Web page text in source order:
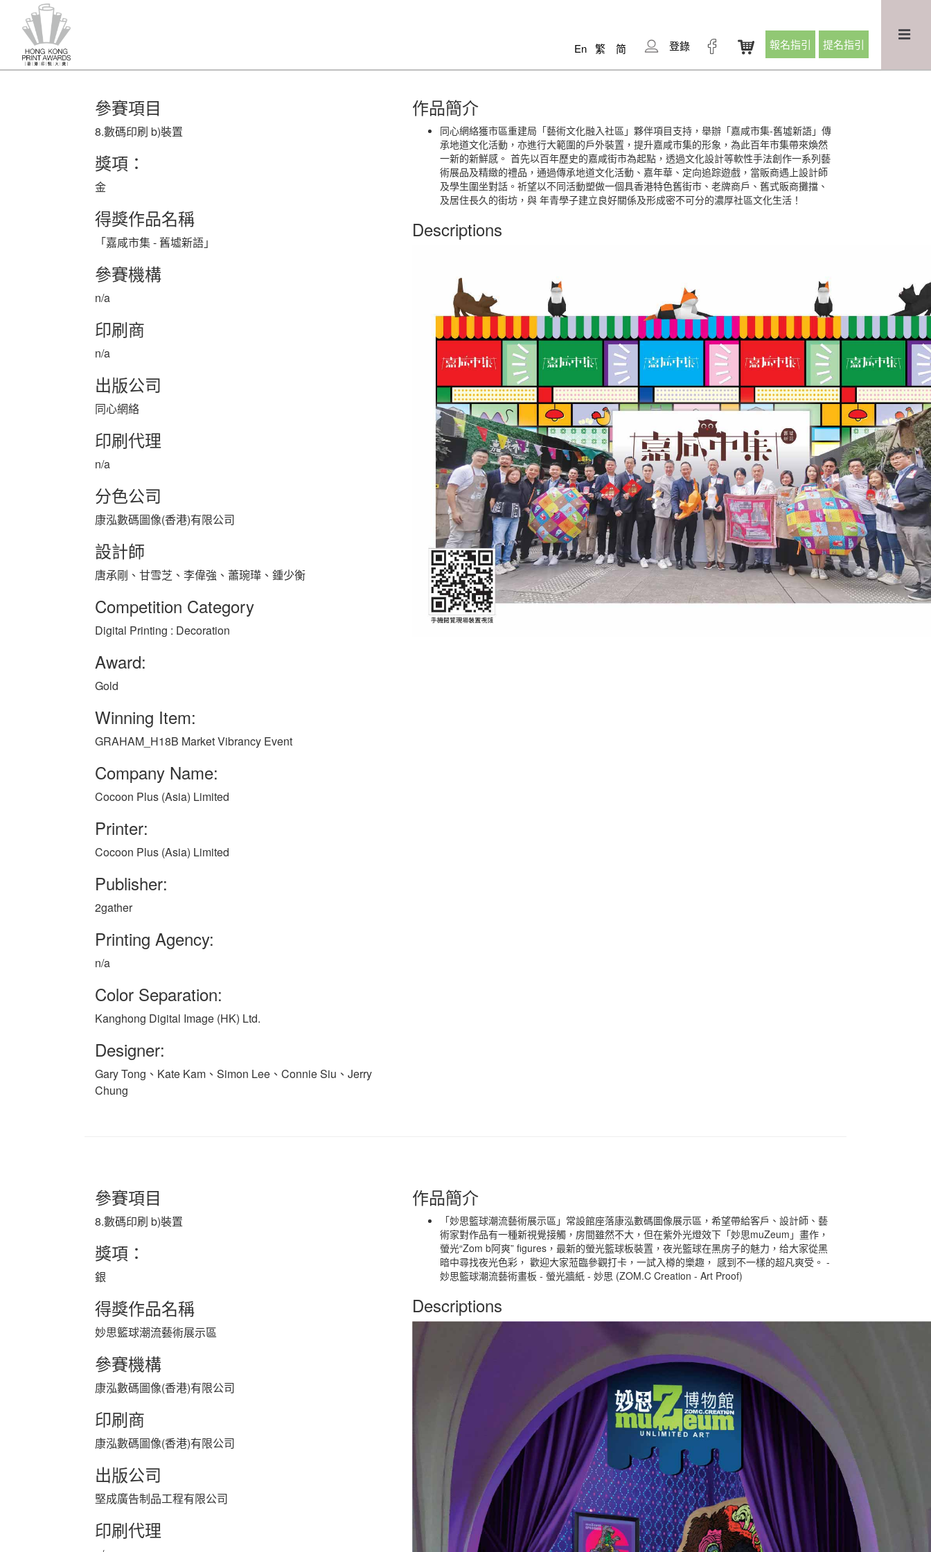
En 繁 简 登錄 報名指引 提名指引
參賽項目
8.數碼印刷 b)裝置
獎項：
金
得獎作品名稱
「嘉咸市集 - 舊墟新語」
參賽機構
n/a
印刷商
n/a
出版公司
同心網絡
印刷代理
n/a
分色公司
康泓數碼圖像(香港)有限公司
設計師
唐承剛、甘雪芝、李偉強、蕭琬璍、鍾少衡
Competition Category
Digital Printing : Decoration
Award:
Gold
Winning Item:
GRAHAM_H18B Market Vibrancy Event
Company Name:
Cocoon Plus (Asia) Limited
Printer:
Cocoon Plus (Asia) Limited
Publisher:
2gather
Printing Agency:
n/a
Color Separation:
Kanghong Digital Image (HK) Ltd.
Designer:
Gary Tong、Kate Kam、Simon Lee、Connie Siu、Jerry
Chung
作品簡介
同心網絡獲市區重建局「藝術文化融入社區」夥伴項目支持，舉辦「嘉咸市集-舊墟新語」傳
承地道文化活動，亦進行大範圍的戶外裝置，提升嘉咸市集的形象，為此百年市集帶來煥然
一新的新鮮感。 首先以百年歷史的嘉咸街市為起點，透過文化設計等軟性手法創作一系列藝
術展品及精緻的禮品，通過傳承地道文化活動、嘉年華、定向追踪遊戲，當販商遇上設計師
及學生圍坐對話。祈望以不同活動塑做一個具香港特色舊街市、老牌商戶、舊式販商攤擋、
及居住長久的街坊，與 年青學子建立良好關係及形成密不可分的濃厚社區文化生活！
Descriptions
參賽項目
8.數碼印刷 b)裝置
獎項：
銀
得獎作品名稱
妙思籃球潮流藝術展示區
參賽機構
康泓數碼圖像(香港)有限公司
印刷商
康泓數碼圖像(香港)有限公司
出版公司
堅成廣告制品工程有限公司
印刷代理
作品簡介
「妙思籃球潮流藝術展示區」常設館座落康泓數碼圖像展示區，希望帶給客戶、設計師、藝
術家對作品有一種新視覺接觸，房間雖然不大，但在紫外光燈效下「妙思muZeum」畫作，
螢光“Zom b阿爽” figures，最新的螢光籃球板裝置，夜光籃球在黑房子的魅力，给大家從黑
暗中尋找夜光色彩， 歡迎大家蒞臨參觀打卡，一試入樽的樂趣， 感到不一樣的超凡爽受。 -
妙思籃球潮流藝術畫板 - 螢光牆紙 - 妙思 (ZOM.C Creation - Art Proof)
Descriptions